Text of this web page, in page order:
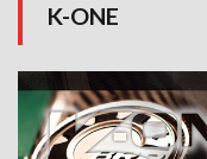
K-ONE